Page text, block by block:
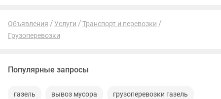
Объявления Услуги
Транспорт и перевозки
Грузоперевозки
Популярные запросы
газель вывоз мусора грузоперевозки газель